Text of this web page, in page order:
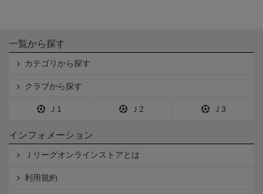
一覧から探す
カテゴリから探す
クラブから探す
Ｊ1 Ｊ2 Ｊ3
インフォメーション
Ｊリーグオンラインストアとは
利用規約